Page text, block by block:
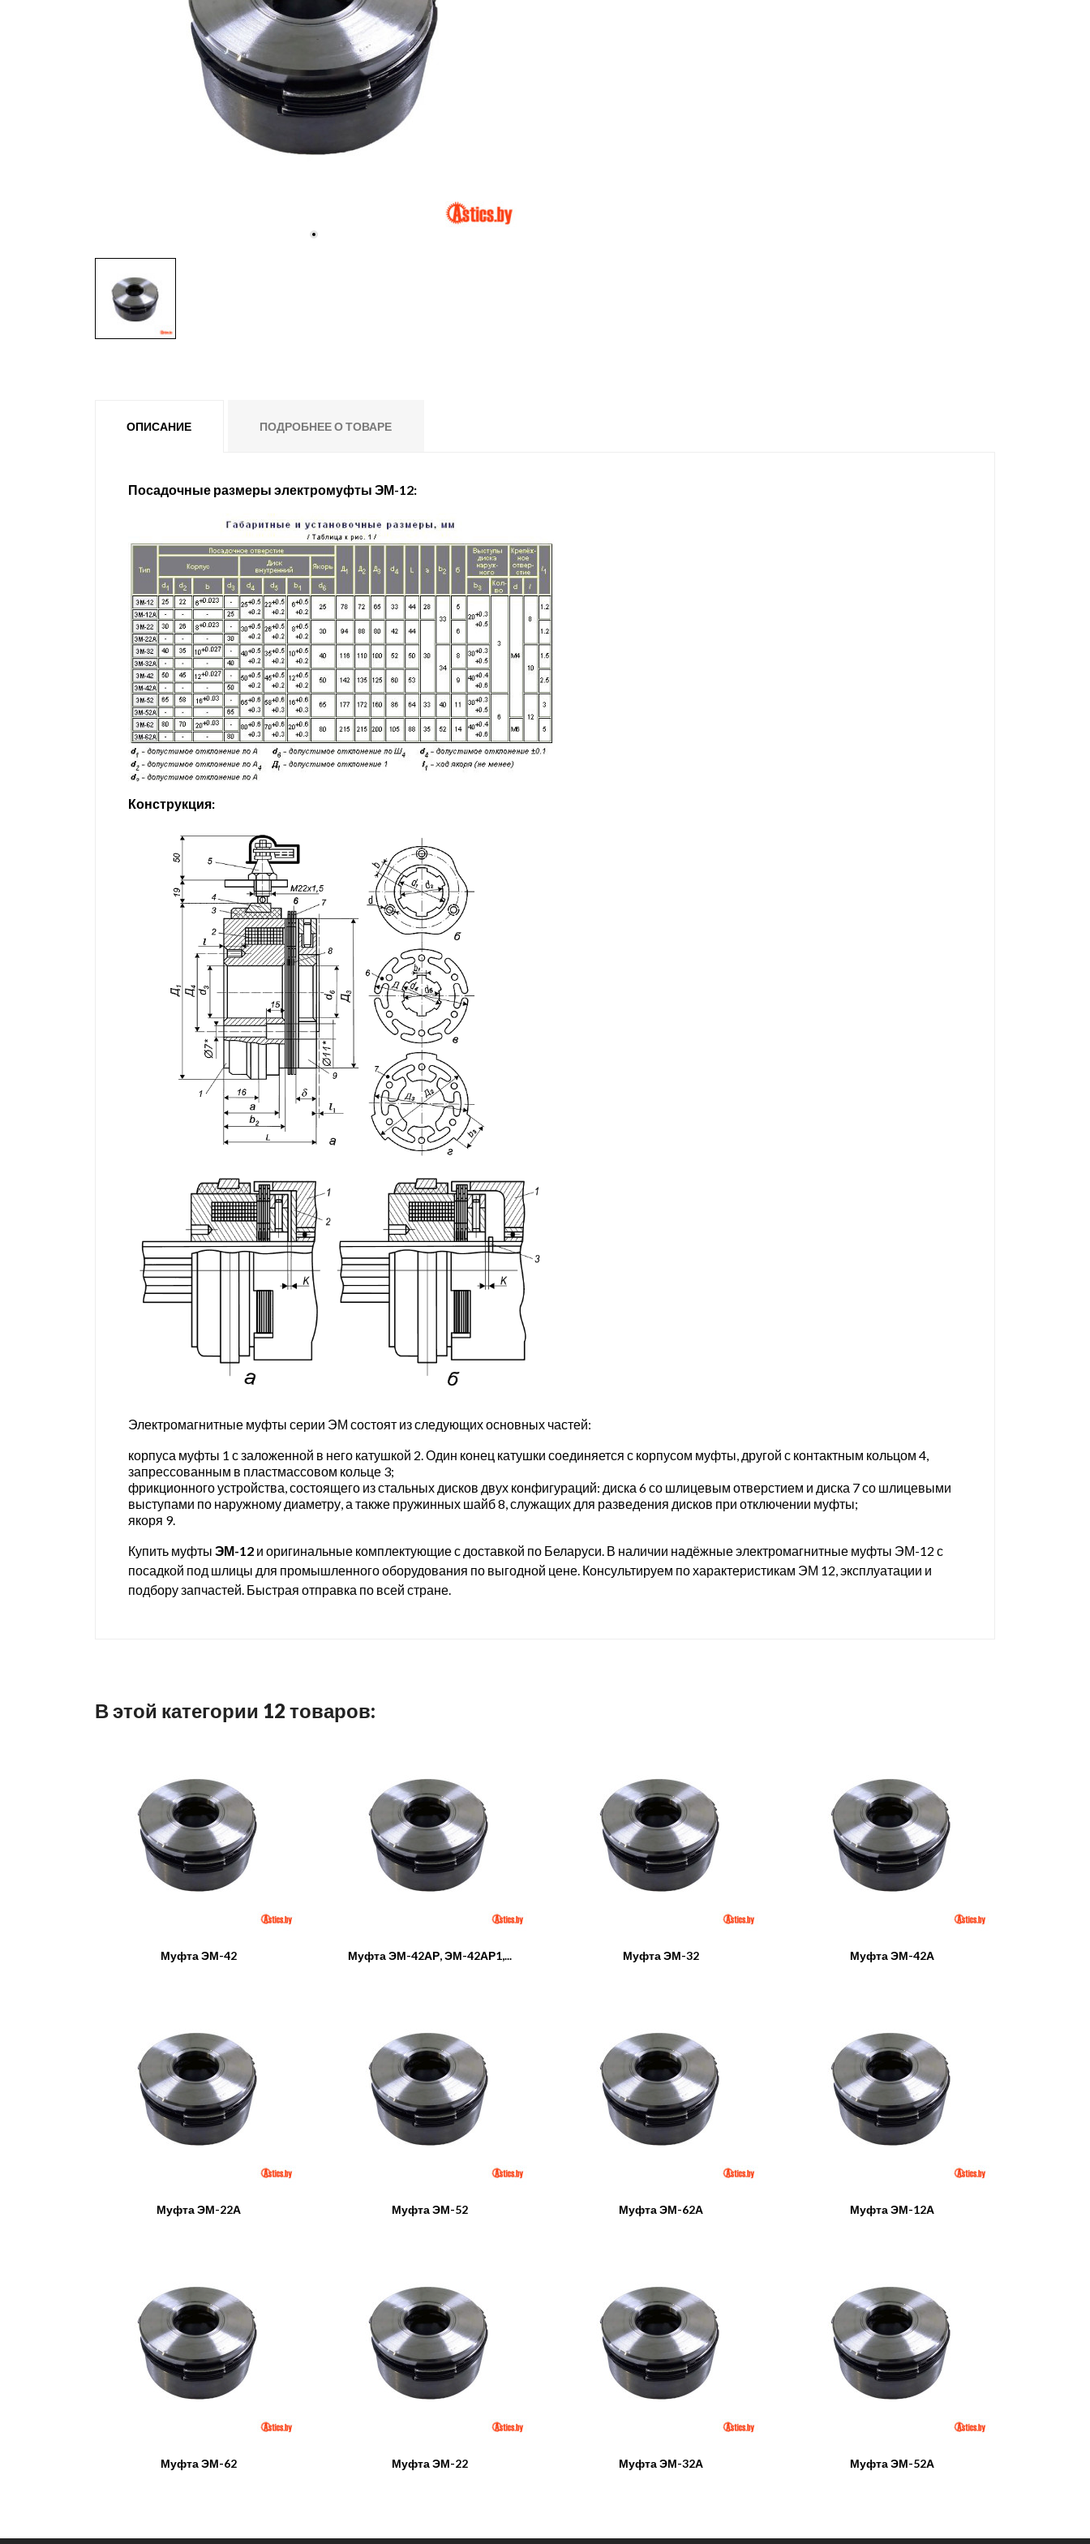
ОПИСАНИЕ ПОДРОБНЕЕ О ТОВАРЕ
Посадочные размеры электромуфты ЭМ-12:
Конструкция:
Электромагнитные муфты серии ЭМ состоят из следующих основных частей:
корпуса муфты 1 с заложенной в него катушкой 2. Один конец катушки соединяется с корпусом муфты, другой с контактным кольцом 4,
запрессованным в пластмассовом кольце 3;
фрикционного устройства, состоящего из стальных дисков двух конфигураций: диска 6 со шлицевым отверстием и диска 7 со шлицевыми
выступами по наружному диаметру, а также пружинных шайб 8, служащих для разведения дисков при отключении муфты;
якоря 9.
Купить муфты ЭМ-12 и оригинальные комплектующие с доставкой по Беларуси. В наличии надёжные электромагнитные муфты ЭМ-12 с
посадкой под шлицы для промышленного оборудования по выгодной цене. Консультируем по характеристикам ЭМ 12, эксплуатации и
подбору запчастей. Быстрая отправка по всей стране.
В этой категории 12 товаров:
Муфта ЭМ-42 Муфта ЭМ-42АР, ЭМ-42АР1,... Муфта ЭМ-32 Муфта ЭМ-42А
Муфта ЭМ-22А Муфта ЭМ-52 Муфта ЭМ-62А Муфта ЭМ-12А
Муфта ЭМ-62 Муфта ЭМ-22 Муфта ЭМ-32А Муфта ЭМ-52А